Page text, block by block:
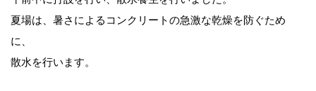
夏場は、暑さによるコンクリートの急激な乾燥を防ぐため
に、
散水を行います。